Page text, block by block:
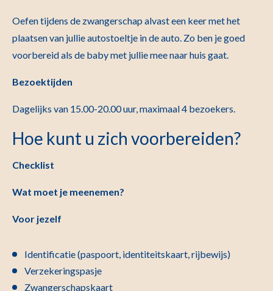
Oefen tijdens de zwangerschap alvast een keer met het
plaatsen van jullie autostoeltje in de auto. Zo ben je goed
voorbereid als de baby met jullie mee naar huis gaat.
Bezoektijden
Dagelijks van 15.00-20.00 uur, maximaal 4 bezoekers.
Hoe kunt u zich voorbereiden?
Checklist
Wat moet je meenemen?
Voor jezelf
Identificatie (paspoort, identiteitskaart, rijbewijs)
Verzekeringspasje
Zwangerschapskaart